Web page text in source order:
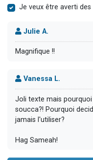
Je veux être averti
Julie A.
Magnifique !!
Vanessa L.
Joli texte mais
soucca?! Pourquoi
jamais l'utiliser?
Hag Sameah!